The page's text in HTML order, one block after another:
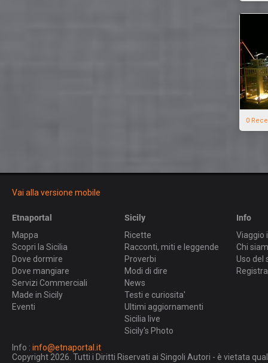
0
Vai alla versione mobile
Etnaportal
Mappa
Scopri la Sicilia
Dove dormire
Dove mangiare
Servizi Commerciali
Made in Sicily
Eventi
Sicily
Ricette
Racconti, miti e leggende
Proverbi
Modi di dire
News
Testi e curiosita'
Ultimi aggiornamenti
Sicilia live
Sicily's Photo
Info
Viaggio
Chi
Uso del
Info : info@etnaportal.it
Copyright 2026. Tutti i Diritti Riservati ai Singoli Autori - è vietata